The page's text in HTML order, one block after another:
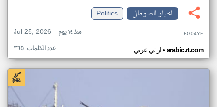
اخبار الصومال
Politics
Jul 25, 2026
منذ ١٤ يوم BG04YE
ار تي عربي• arabic.rt.com عدد الكلمات: ٣٦٥